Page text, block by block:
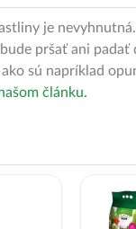
je
pršať ani padať
sú napríklad
článku.